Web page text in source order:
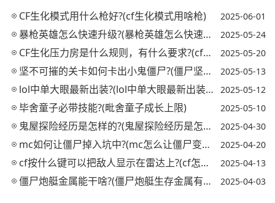
CF生化模式用什么枪好?(cf生化模式用啥枪) 2025-06-01
暴枪英雄怎么快速升级?(暴枪英雄怎么快速升级武器) 2025-05-24
CF生化压力房是什么规则，有什么要求?(cf生化压力吧) 2025-05-20
坚不可摧的关卡如何卡出小鬼僵尸?(僵尸坚不可摧怎么过) 2025-05-13
lol中单大眼最新出装?(lol中单大眼最新出装推荐) 2025-05-12
毕舍童子必带技能?(毗舍童子成长上限) 2025-05-10
鬼屋探险经历是怎样的?(鬼屋探险经历是怎样的电影) 2025-04-30
mc如何让僵尸掉入坑中?(mc怎么让僵尸变回村民) 2025-04-20
cf按什么键可以把敌人显示在雷达上?(cf怎么显示雷达) 2025-04-13
僵尸炮艇金属能干啥?(僵尸炮艇生存金属有什么用) 2025-04-03